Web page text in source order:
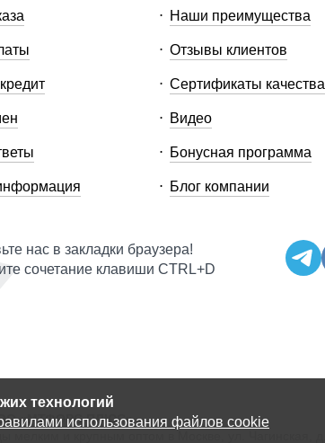
технологий
использования файлов cookie
Наши преимущества
Отзывы клиентов
Сертификаты качества
Видео
Бонусная программа
Блог компании
нас в закладки браузера!
сочетание клавиши CTRL+D
«МТФОРС ПЛЮС»